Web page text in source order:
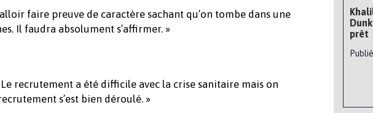
faire preuve de caractère sachant qu’on tombe dans une
Il faudra absolument s’affirmer. »
recrutement a été difficile avec la crise sanitaire mais on
s’est bien déroulé. »
prêt